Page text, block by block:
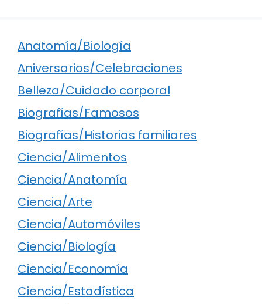
Anatomía/Biología
Aniversarios/Celebraciones
Belleza/Cuidado corporal
Biografías/Famosos
Biografías/Historias familiares
Ciencia/Alimentos
Ciencia/Anatomía
Ciencia/Arte
Ciencia/Automóviles
Ciencia/Biología
Ciencia/Economía
Ciencia/Estadística